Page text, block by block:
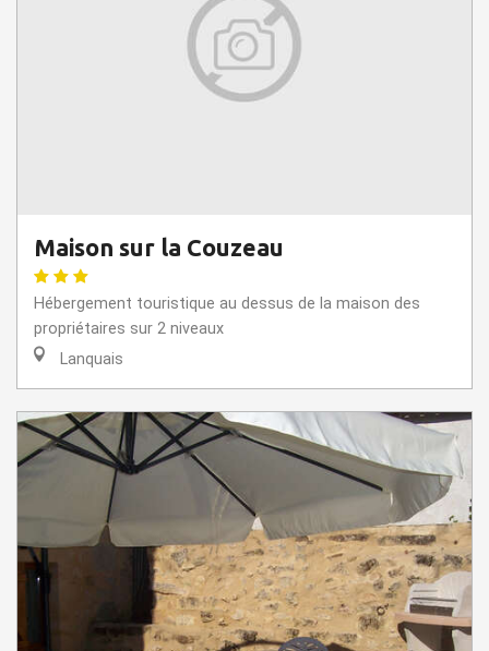
Maison sur la Couzeau
Hébergement touristique au dessus de la maison des
propriétaires sur 2 niveaux
Lanquais